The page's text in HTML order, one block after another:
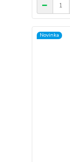
Novinka